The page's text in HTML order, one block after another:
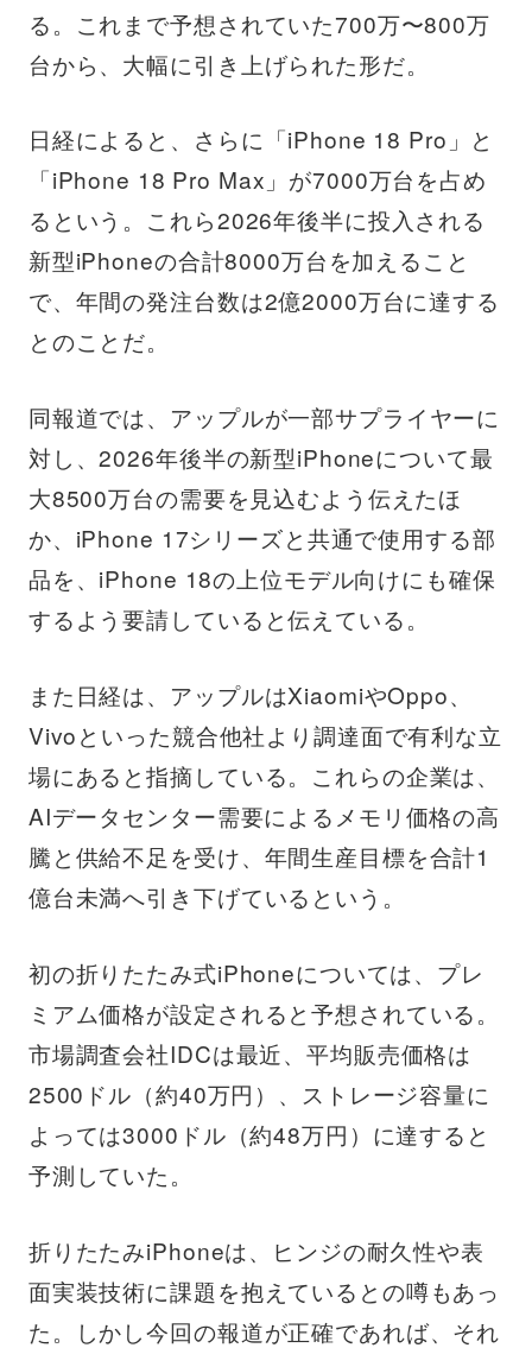
る。これまで予想されていた700万〜800万
台から、大幅に引き上げられた形だ。
日経によると、さらに「iPhone 18 Pro」と
「iPhone 18 Pro Max」が7000万台を占め
るという。これら2026年後半に投入される
新型iPhoneの合計8000万台を加えること
で、年間の発注台数は2億2000万台に達する
とのことだ。
同報道では、アップルが一部サプライヤーに
対し、2026年後半の新型iPhoneについて最
大8500万台の需要を見込むよう伝えたほ
か、iPhone 17シリーズと共通で使用する部
品を、iPhone 18の上位モデル向けにも確保
するよう要請していると伝えている。
また日経は、アップルはXiaomiやOppo、
Vivoといった競合他社より調達面で有利な立
場にあると指摘している。これらの企業は、
AIデータセンター需要によるメモリ価格の高
騰と供給不足を受け、年間生産目標を合計1
億台未満へ引き下げているという。
初の折りたたみ式iPhoneについては、プレ
ミアム価格が設定されると予想されている。
市場調査会社IDCは最近、平均販売価格は
2500ドル（約40万円）、ストレージ容量に
よっては3000ドル（約48万円）に達すると
予測していた。
折りたたみiPhoneは、ヒンジの耐久性や表
面実装技術に課題を抱えているとの噂もあっ
た。しかし今回の報道が正確であれば、それ